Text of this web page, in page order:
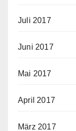
Juli 2017
Juni 2017
Mai 2017
April 2017
März 2017